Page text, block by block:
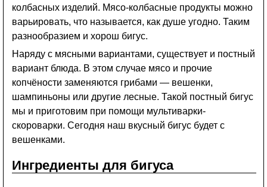
колбасных изделий. Мясо-колбасные продукты можно
варьировать, что называется, как душе угодно. Таким
разнообразием и хорош бигус.
Наряду с мясными вариантами, существует и постный
вариант блюда. В этом случае мясо и прочие
копчёности заменяются грибами — вешенки,
шампиньоны или другие лесные. Такой постный бигус
мы и приготовим при помощи мультиварки-
скороварки. Сегодня наш вкусный бигус будет с
вешенками.
Ингредиенты для бигуса